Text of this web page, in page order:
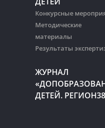
Конкурсные
Методические
материалы
Результаты
ЖУРНАЛ
ДЕТЕЙ.